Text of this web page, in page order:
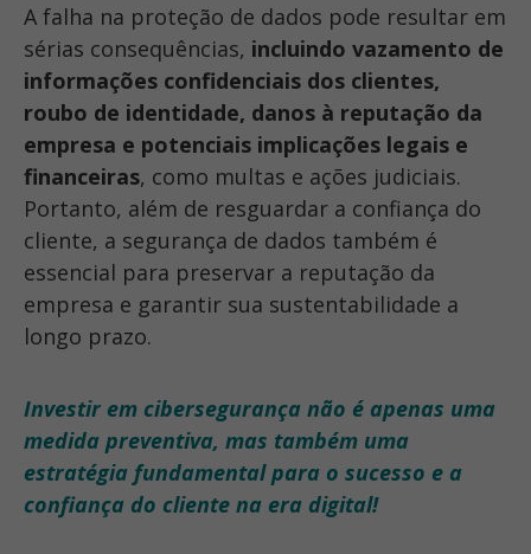
A falha na proteção de dados pode resultar em
sérias consequências, incluindo vazamento de
informações confidenciais dos clientes,
roubo de identidade, danos à reputação da
empresa e potenciais implicações legais e
financeiras, como multas e ações judiciais.
Portanto, além de resguardar a confiança do
cliente, a segurança de dados também é
essencial para preservar a reputação da
empresa e garantir sua sustentabilidade a
longo prazo.
Investir em cibersegurança não é apenas uma
medida preventiva, mas também uma
estratégia fundamental para o sucesso e a
confiança do cliente na era digital!